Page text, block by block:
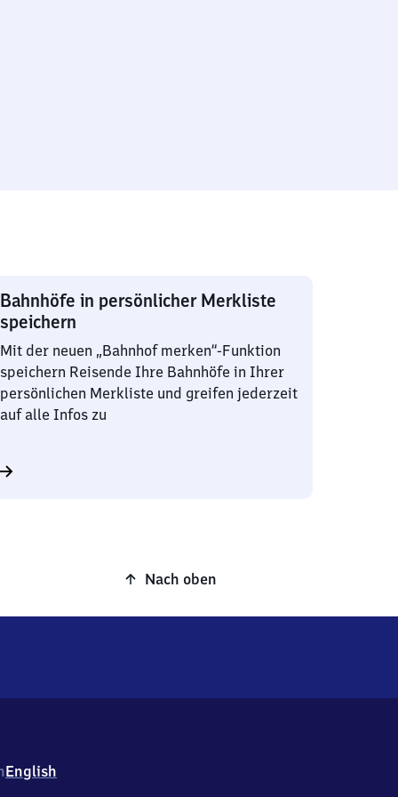
Bahnhöfe in persönlicher Merkliste
speichern
Mit der neuen „Bahnhof merken“-Funktion
speichern Reisende Ihre Bahnhöfe in Ihrer
persönlichen Merkliste und greifen jederzeit
auf alle Infos zu
Nach oben
English